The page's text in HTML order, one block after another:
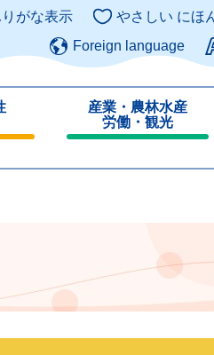
このペ
がな表示 やさしい にほ
Foreign language
産業・農林水産
労働・観光
じ